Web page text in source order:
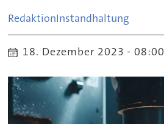
RedaktionInstandhaltung
18. Dezember 2023 - 08:00